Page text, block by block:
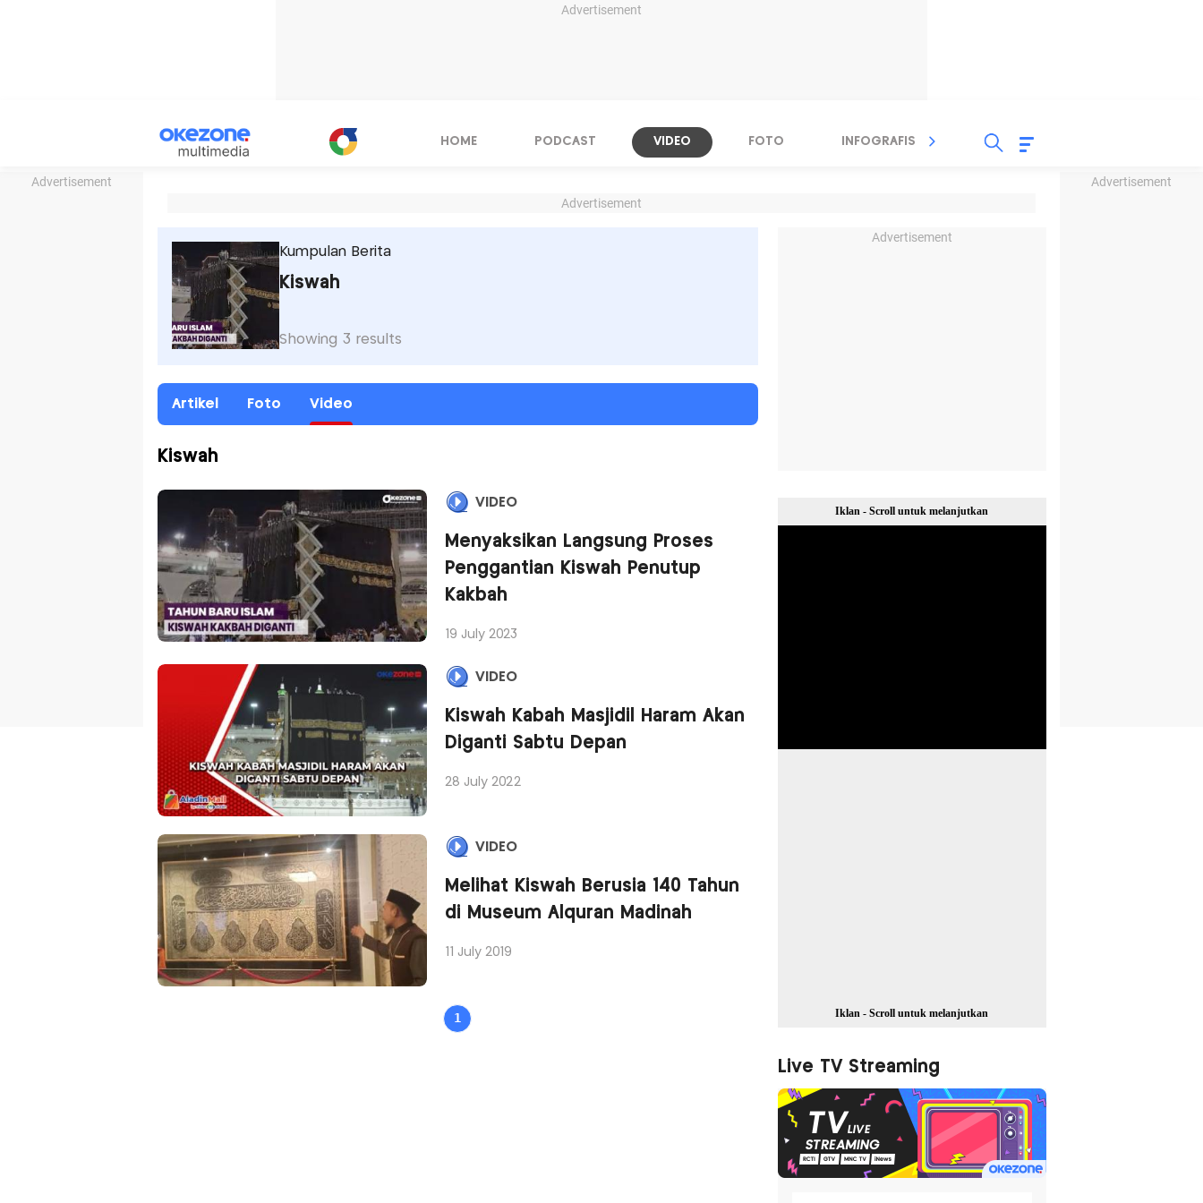
Advertisement
Advertisement Advertisement
HOME PODCAST VIDEO FOTO INFOGRAFIS TV STREAMING
Advertisement
Kumpulan Berita
Kiswah
Showing 3 results
Artikel Foto Video
Kiswah
VIDEO
Menyaksikan Langsung Proses
Penggantian Kiswah Penutup
Kakbah
19 July 2023
VIDEO
Kiswah Kabah Masjidil Haram Akan
Diganti Sabtu Depan
28 July 2022
VIDEO
Melihat Kiswah Berusia 140 Tahun
di Museum Alquran Madinah
11 July 2019
1
Advertisement
Iklan - Scroll untuk melanjutkan
Iklan - Scroll untuk melanjutkan
Live TV Streaming